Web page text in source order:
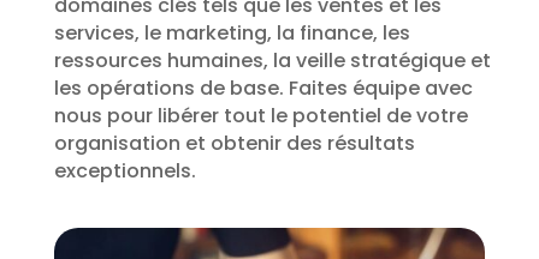
services, le marketing, la finance, les
ressources humaines, la veille stratégique et
les opérations de base. Faites équipe avec
nous pour libérer tout le potentiel de votre
organisation et obtenir des résultats
exceptionnels.